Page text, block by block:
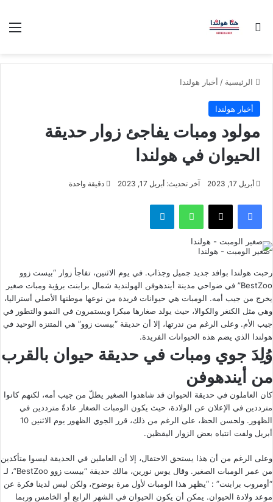
بحث عن
الرئيسية / أخبار هولندا
أخبار هولندا
مولود ومبات يفاجئ زوار حديقة
الحيوان في هولندا
أبريل 17, 2023 آخر تحديث: أبريل 17, 2023 دقيقة واحدة
فيسبوك ‫X واتساب تيلقرام
صغير الومبت - هولندا
رحبت هولندا بوافد جديد جميل وجذاب. في يوم الاثنين، تفاجأ زوار “بيست زوو
BestZoo” في ضواحي مدينة أيندهوفن الهولندية شمال برابنت برؤية ومبات صغير
يخرج من جيب أمه. الومبات هي حيوانات فريدة من نوعها موطنها الأصلي أستراليا،
وهي مثل الكنغر والكوالا، حيث يولد صغارها مبكرا ويستمرون في النمو والتطور في
جيب الأم. وعلى الرغم من ندرتها، إلا أن حديقة “بيست زوو” هي المتنزه الوحيد في
هولندا الذي يضم هذه الحيوانات الفريدة.
وُلِدَ جوي ومبات في حديقة حيوان بالقرب
من أيندهوفن
كان العاملون في حديقة الحيوان قد شاهدوا الصغير يطلّ من جيب أمه، لكنهم كانوا
مترددين في الإعلان عن الولادة، حيث يكون الومبات الصغار عادةً مترددين في
الظهور. ولحسن الحظ، على الرغم من ذلك، قرر الجوي الظهور يوم الاثنين 10
أبريل ولفت انتباه بعض الزوار اليقظين.
وعلى الرغم من أن هذا يستحق الاحتفال، إلا أن العاملين في الحديقة ليسوا متأكدين
من عمر الومبات الصغير. وقال يوس نورين، مالك حديقة “بيست زوو BestZoo”، لـ
“أومروب برابنت” : “يظهر هذا الومبات لأول مرة بوضوح، ولكن ليس لدينا فكرة عن
موعد ولادة الحيوان. يمكن أن يكون الحيوان في الشهر الرابع أو الخامس وربما